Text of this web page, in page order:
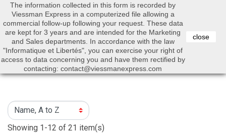

Search
Showing 1-12 of 21 item(s)
The information collected in this form is recorded by
Viessman Express in a computerized file allowing a
commercial follow-up following your request. These data
are kept for 3 years and are intended for the Marketing
and Sales departments. In accordance with the law
"Informatique et Libertés", you can exercise your right of
access to data concerning you and have them rectified by
contacting: contact@viessmanexpress.com
close